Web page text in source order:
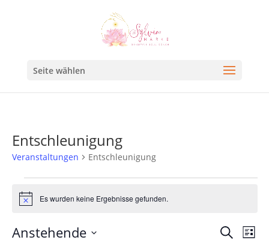
Seite wählen
Entschleunigung
Veranstaltungen Entschleunigung
HinweisEs wurden keine Ergebnisse gefunden.
Suche
Anstehende